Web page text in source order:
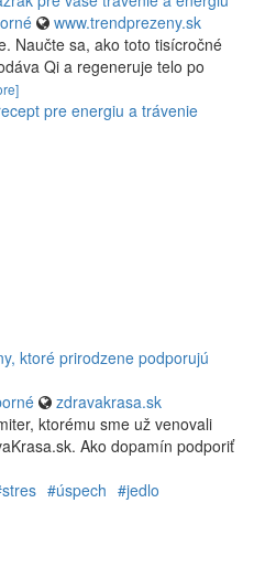
www.trendprezeny.sk
Naučte sa, ako toto tisícročné
Qi a regeneruje telo po
pre energiu a trávenie
ktoré prirodzene podporujú
zdravakrasa.sk
ktorému sme už venovali
Ako dopamín podporiť
#úspech #jedlo